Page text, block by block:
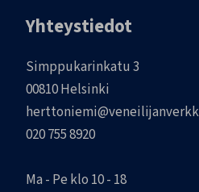
Yhteystiedot
Simppukarinkatu 3
00810 Helsinki
020 755 8920
Ma - Pe klo 10 - 18